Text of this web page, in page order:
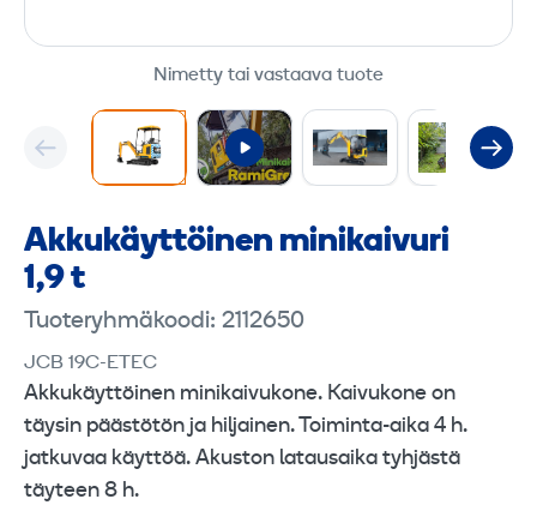
Nimetty tai vastaava tuote
Akku­käyttöinen minikaivuri
1,9 t
Tuoteryhmäkoodi: 2112650
JCB 19C-ETEC
Akkukäyttöinen minikaivukone. Kaivukone on
täysin päästötön ja hiljainen. Toiminta-aika 4 h.
jatkuvaa käyttöä. Akuston latausaika tyhjästä
täyteen 8 h.